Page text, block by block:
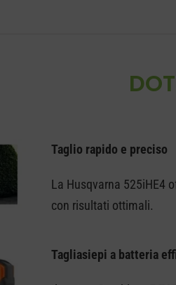
Taglio rapido e preciso
La Husqvarna 525iHE4
con risultati ottimali.
Tagliasiepi a batteria